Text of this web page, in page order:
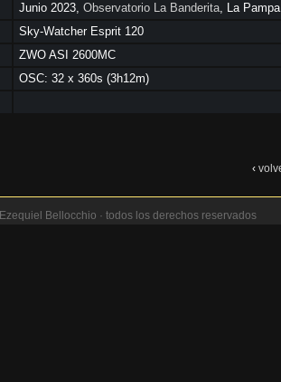
Junio 2023, Observatorio La Banderita, La Pampa
Sky-Watcher Esprit 120
ZWO ASI 2600MC
OSC: 32 x 360s (3h12m)
‹
Ezequiel Bellocchio · todos los derechos reservados